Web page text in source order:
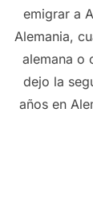
emigrar a
Alemania,
alemana o
dejo la
años en